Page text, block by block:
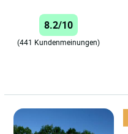
8.2/10
(441 Kundenmeinungen)